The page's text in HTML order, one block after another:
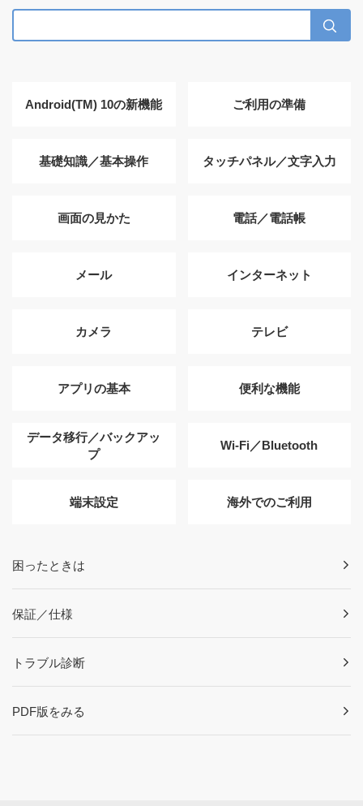
Android(TM) 10の新機能 ご利用の準備
基礎知識／基本操作 タッチパネル／文字入力
画面の見かた 電話／電話帳
メール インターネット
カメラ テレビ
アプリの基本 便利な機能
データ移行／バックアッ
プ
Wi-Fi／Bluetooth
端末設定 海外でのご利用
困ったときは
保証／仕様
トラブル診断
PDF版をみる